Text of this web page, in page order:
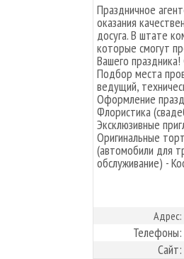
Праздничное
оказания
досуга. В штате
которые смогут
Вашего
Подбор места
ведущий,
Оформление
Флористика
Эксклюзивные
Оригинальные
(автомобили для
обслуживание) -
Адрес:
Телефоны:
Сайт: